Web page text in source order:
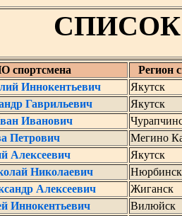
спортсмена
Регион
Иннокентьевич
Якутск
Гаврильевич
Якутск
Иванович
Петрович
Мегино
Алексеевич
Якутск
Николаевич
Алексеевич
Жиганск
Иннокентьевич
Вилюйск